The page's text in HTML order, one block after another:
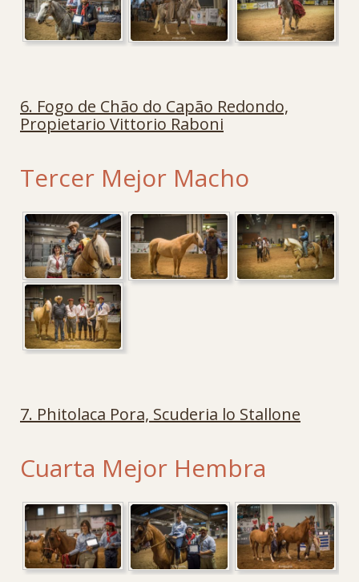
6. Fogo de Chão do Capão Redondo,
Propietario Vittorio Raboni
Tercer Mejor Macho
7. Phitolaca Pora, Scuderia lo Stallone
Cuarta Mejor Hembra